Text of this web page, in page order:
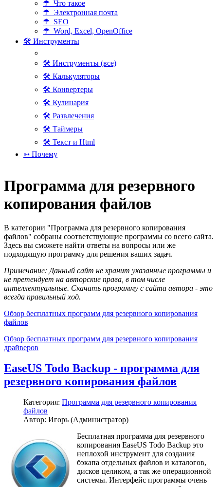
☂ Что такое
☂ Электронная почта
☂ SEO
☂ Word, Excel, OpenOffice
🛠 Инструменты
🛠 Инструменты (все)
🛠 Калькуляторы
🛠 Конвертеры
🛠 Кулинария
🛠 Развлечения
🛠 Таймеры
🛠 Текст и Html
➳ Почему
Программа для резервного
копирования файлов
В категории "Программа для резервного копирования
файлов" собраны соответствующие программы со всего сайта.
Здесь вы сможете найти ответы на вопросы или же
подходящую программу для решения ваших задач.
Примечание: Данный сайт не хранит указанные программы и
не претендует на авторские права, в том числе
интеллектуальные. Скачать программу с сайта автора - это
всегда правильный ход.
Обзор бесплатных программ для резервного копирования
файлов
Обзор бесплатных программ для резервного копирования
драйверов
EaseUS Todo Backup - программа для
резервного копирования файлов
Категория: Программа для резервного копирования
файлов
Автор: Игорь (Администратор)
Бесплатная программа для резервного
копирования EaseUS Todo Backup это
неплохой инструмент для создания
бэкапа отдельных файлов и каталогов,
дисков целиком, а так же операционной
системы. Интерфейс программы очень